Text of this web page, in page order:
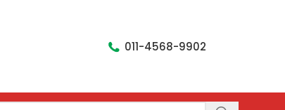
011-4568-9902